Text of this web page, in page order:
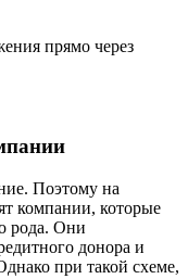
прямо через
Поэтому на
компании, которые
рода. Они
донора и
при такой схеме,